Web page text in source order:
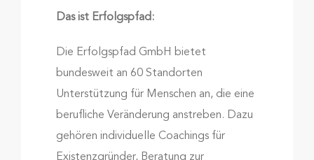
Das ist Erfolgspfad:
Die Erfolgspfad GmbH bietet
bundesweit an 60 Standorten
Unterstützung für Menschen an, die eine
berufliche Veränderung anstreben. Dazu
gehören individuelle Coachings für
Existenzgründer, Beratung zur